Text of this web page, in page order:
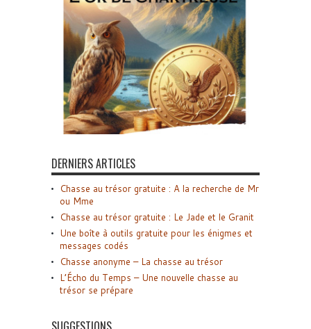
DERNIERS ARTICLES
Chasse au trésor gratuite : A la recherche de Mr
ou Mme
Chasse au trésor gratuite : Le Jade et le Granit
Une boîte à outils gratuite pour les énigmes et
messages codés
Chasse anonyme – La chasse au trésor
L’Écho du Temps – Une nouvelle chasse au
trésor se prépare